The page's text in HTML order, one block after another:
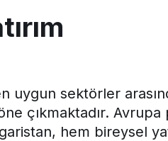
uygun sektörler
çıkmaktadır. Avrupa
hem bireysel